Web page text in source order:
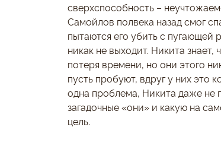
сверхспособность –
Самойлов полвека назад смог
пытаются его убить с пугающей
никак не выходит. Никита
потеря времени, но они этого
пусть пробуют, вдруг у них это
одна проблема, Никита даже не
загадочные «они» и какую на
цель.